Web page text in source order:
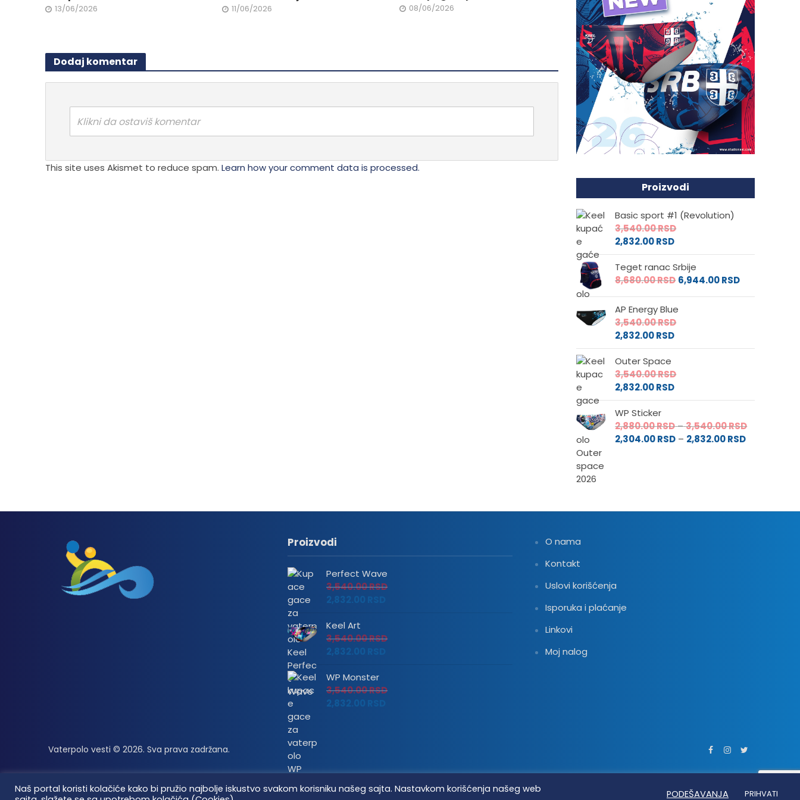
13/06/2026 11/06/2026 08/06/2026
Dodaj komentar
Klikni da ostaviš komentar
This site uses Akismet to reduce spam. Learn how your comment data is processed.
Proizvodi
Basic sport #1 (Revolution)
3,540.00RSD
2,832.00RSD
Teget ranac Srbije
8,680.00RSD 6,944.00RSD
AP Energy Blue
3,540.00RSD
2,832.00RSD
Outer Space
3,540.00RSD
2,832.00RSD
WP Sticker
2,880.00RSD–3,540.00RSDRaspon
2,304.00RSD – 2,832.00RSDRaspon
Proizvodi
Perfect Wave
3,540.00RSD
2,832.00
Keel Art
3,540.00RSD
2,832.00
WP Monster
3,540.00RSD
2,832.00
O nama
Kontakt
Uslovi korišćenja
Isporuka i plaćanje
Linkovi
Moj nalog
Vaterpolo vesti © 2026. Sva prava zadržana.
Naš portal koristi kolačiće kako bi pružio najbolje iskustvo svakom korisniku našeg sajta. Nastavkom korišćenja našeg web
PODEŠAVANJA PRIHVATI